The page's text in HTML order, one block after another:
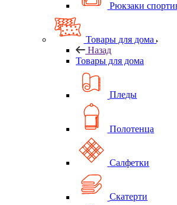
Рюкзаки
Товары для дома
Назад
Товары для дома
Пледы
Полотенца
Салфетки
Скатерти